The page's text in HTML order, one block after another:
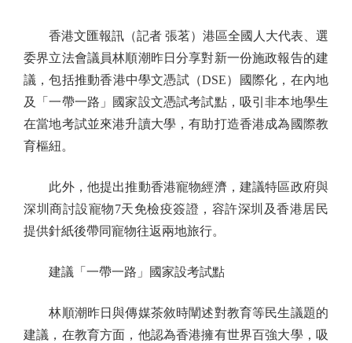
香港文匯報訊（記者 張茗）港區全國人大代表、選
委界立法會議員林順潮昨日分享對新一份施政報告的建
議，包括推動香港中學文憑試（DSE）國際化，在內地
及「一帶一路」國家設文憑試考試點，吸引非本地學生
在當地考試並來港升讀大學，有助打造香港成為國際教
育樞紐。
此外，他提出推動香港寵物經濟，建議特區政府與
深圳商討設寵物7天免檢疫簽證，容許深圳及香港居民
提供針紙後帶同寵物往返兩地旅行。
建議「一帶一路」國家設考試點
林順潮昨日與傳媒茶敘時闡述對教育等民生議題的
建議，在教育方面，他認為香港擁有世界百強大學，吸